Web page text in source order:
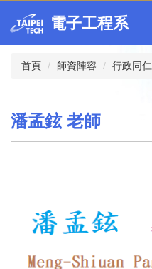
到
電子工程系
首頁 師資陣容 行政同仁
潘孟鉉 老師